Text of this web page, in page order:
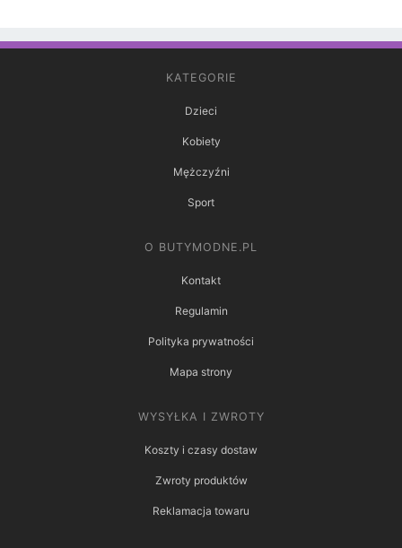
KATEGORIE
Dzieci
Kobiety
Mężczyźni
Sport
O BUTYMODNE.PL
Kontakt
Regulamin
Polityka prywatności
Mapa strony
WYSYŁKA I ZWROTY
Koszty i czasy dostaw
Zwroty produktów
Reklamacja towaru